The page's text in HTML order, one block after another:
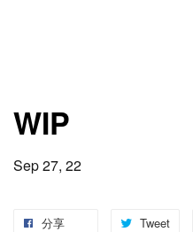
WIP
Sep 27, 22
分享 Tweet